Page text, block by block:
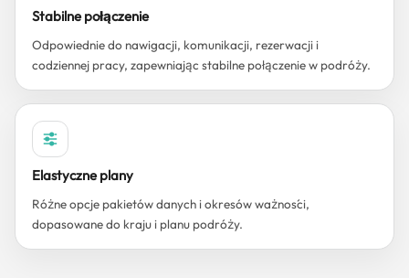
Stabilne połączenie
Odpowiednie do nawigacji, komunikacji, rezerwacji i
codziennej pracy, zapewniając stabilne połączenie w podróży.
Elastyczne plany
Różne opcje pakietów danych i okresów ważności,
dopasowane do kraju i planu podróży.